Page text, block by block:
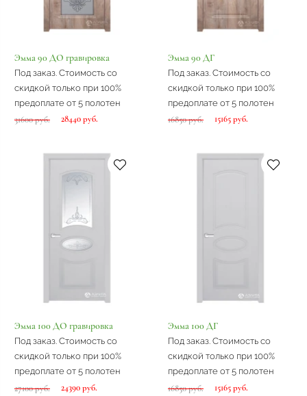
Эмма 90 ДО гравировка
Под заказ. Стоимость со
скидкой только при 100%
предоплате от 5 полотен
31600 руб. 28440 руб.
Эмма 90 ДГ
Под заказ. Стоимость со
скидкой только при 100%
предоплате от 5 полотен
16850 руб. 15165 руб.
Эмма 100 ДО гравировка
Под заказ. Стоимость со
скидкой только при 100%
предоплате от 5 полотен
27100 руб. 24390 руб.
Эмма 100 ДГ
Под заказ. Стоимость со
скидкой только при 100%
предоплате от 5 полотен
16850 руб. 15165 руб.